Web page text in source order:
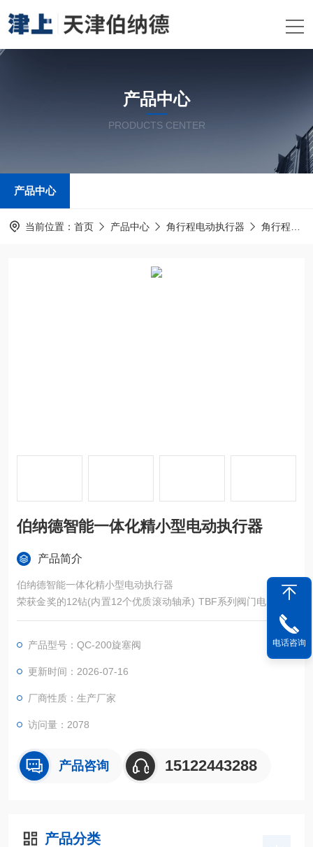
产品中心
PRODUCTS CENTER
产品中心
当前位置： 首页 产品中心 角行程电动执行器 角行程
伯纳德智能一体化精小型电动执行器
产品简介
伯纳德智能一体化精小型电动执行器
荣获金奖的12钻(内置12个优质滚动轴承) TBF系列阀门电动装置
设计*、外秀内刚，运转寿命超出国家标准的十倍，似钻石般耐
用，以一当十。阀门电动装置系列产品以优秀的性能、无可争辩
的优势当令您刮目相看!有CE、CSA产品认证。
产品型号：QC-200旋塞阀
更新时间：2026-07-16
厂商性质：生产厂家
访问量：2078
产品咨询 15122443288
产品分类
电话咨询